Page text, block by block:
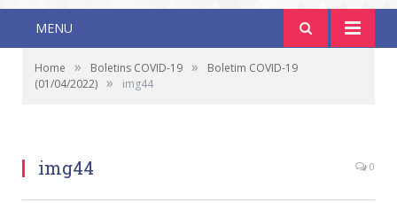
MENU
Home » Boletins COVID-19 »
Boletim COVID-19
(01/04/2022) » img44
img44 0